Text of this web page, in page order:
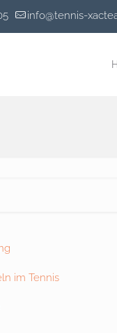
info@tennis-
im Tennis